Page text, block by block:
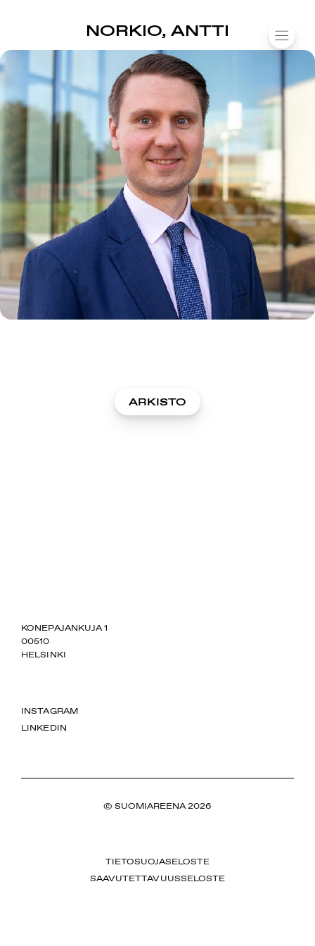
sisältöön
NORKIO, ANTTI
ARKISTO
SUOMIAREENA
KONEPAJANKUJA 1
00510
HELSINKI
INSTAGRAM
LINKEDIN
© SUOMIAREENA 2026
TIETOSUOJASELOSTE
SAAVUTETTAVUUSSELOSTE